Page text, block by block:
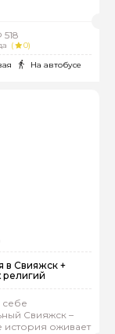
(
0)
На автобусе
в Свияжск +
религий
себе
Свияжск –
история оживает